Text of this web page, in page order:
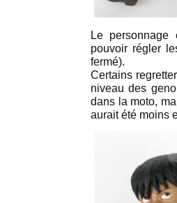
Le
pouvoir régler
fermé).
Certains
niveau des
dans la moto,
aurait été moins